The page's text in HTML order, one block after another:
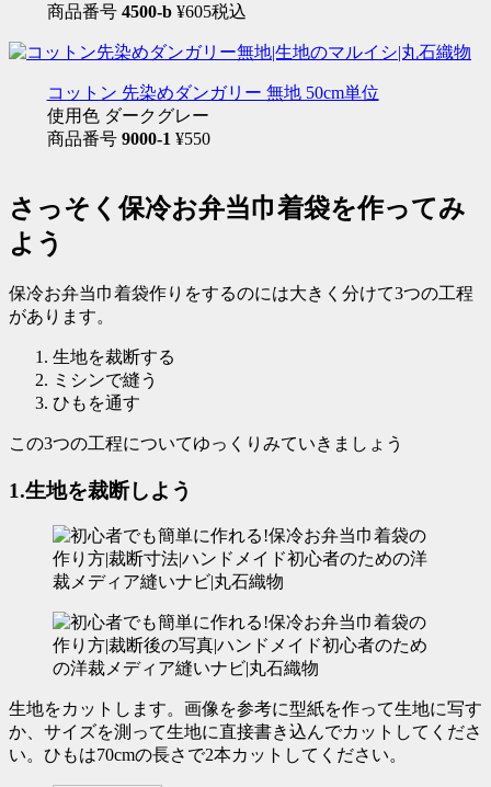
商品番号 4500-b¥605税込
コットン 先染めダンガリー 無地 50cm単位
使用色 ダークグレー
商品番号 9000-1 ¥550
さっそく保冷お弁当巾着袋を作ってみ
よう
保冷お弁当巾着袋作りをするのには大きく分けて3つの工程
があります。
生地を裁断する
ミシンで縫う
ひもを通す
この3つの工程についてゆっくりみていきましょう
1.生地を裁断しよう
生地をカットします。 画像を参考に型紙を作って生地に写す
か、サイズを測って生地に直接書き込んでカットしてくださ
い。ひもは70cmの長さで2本カットしてください。